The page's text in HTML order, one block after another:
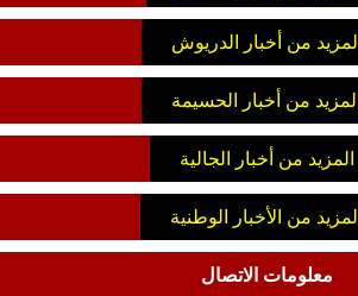
المزيد من أخبار الدريوش
المزيد من أخبار الحسيمة
المزيد من أخبار الجالية
المزيد من الأخبار الوطنية
معلومات الاتصال